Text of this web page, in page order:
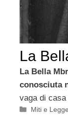
La
La Bella
conosciuta
vaga di
Categorie
Miti e